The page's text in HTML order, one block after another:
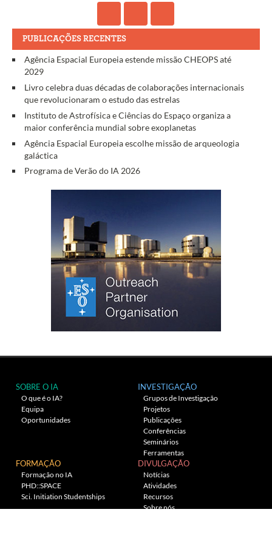
PUBLICAÇÕES RECENTES
Agência Espacial Europeia estende missão CHEOPS até
2029
Livro celebra duas décadas de colaborações internacionais
que revolucionaram o estudo das estrelas
Instituto de Astrofísica e Ciências do Espaço organiza a
maior conferência mundial sobre exoplanetas
Agência Espacial Europeia escolhe missão de arqueologia
galáctica
Programa de Verão do IA 2026
SOBRE O IA
O que é o IA?
Equipa
Oportunidades
INVESTIGAÇÃO
Grupos de Investigação
Projetos
Publicações
Conferências
Seminários
Ferramentas
FORMAÇÃO
Formação no IA
PHD::SPACE
Sci. Initiation Studentships
DIVULGAÇÃO
Notícias
Atividades
Recursos
Sobre nós